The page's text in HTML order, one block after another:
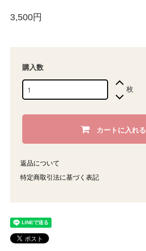
3,500円
購入数
枚
カートに入れる
返品について
特定商取引法に基づく表記